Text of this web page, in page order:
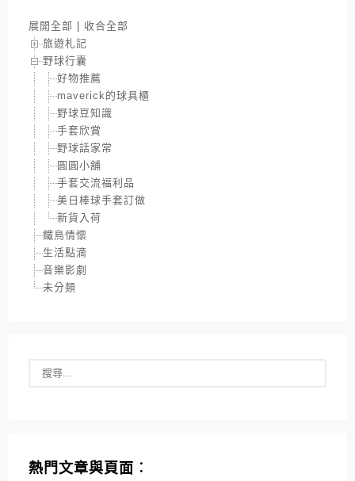
展開全部
收合全部
旅遊札記
野球行囊
好物推薦
maverick的球具櫃
野球豆知識
手套欣賞
野球話家常
圓圓小舖
手套交流福利品
美日棒球手套訂做
新貨入荷
鐵鳥情懷
生活點滴
音樂影劇
未分類
熱門文章與頁面︰